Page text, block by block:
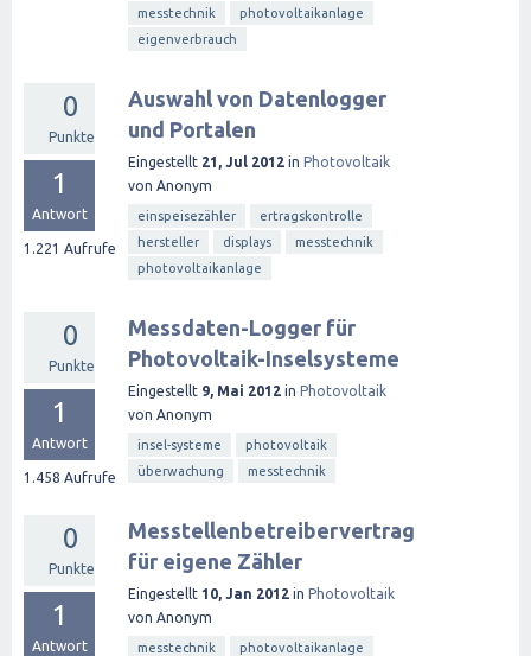
messtechnik
photovoltaikanlage
eigenverbrauch
0
Punkte
1
Antwort
1.221 Aufrufe
Auswahl von Datenlogger
und Portalen
Eingestellt 21, Jul 2012 in Photovoltaik
von Anonym
einspeisezähler
ertragskontrolle
hersteller
displays
messtechnik
photovoltaikanlage
0
Punkte
1
Antwort
1.458 Aufrufe
Messdaten-Logger für
Photovoltaik-Inselsysteme
Eingestellt 9, Mai 2012 in Photovoltaik
von Anonym
insel-systeme
photovoltaik
überwachung
messtechnik
0
Punkte
1
Antwort
Messtellenbetreibervertrag
für eigene Zähler
Eingestellt 10, Jan 2012 in Photovoltaik
von Anonym
messtechnik photovoltaikanlage